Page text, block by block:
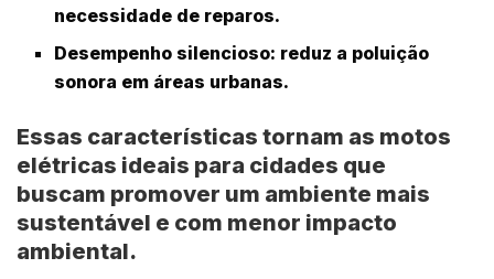
necessidade de reparos.
Desempenho silencioso: reduz a poluição
sonora em áreas urbanas.
Essas características tornam as motos
elétricas ideais para cidades que
buscam promover um ambiente mais
sustentável e com menor impacto
ambiental.